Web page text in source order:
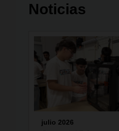
Noticias
julio 2026